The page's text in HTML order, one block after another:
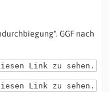
GGF nach
Link zu sehen.
Link zu sehen.